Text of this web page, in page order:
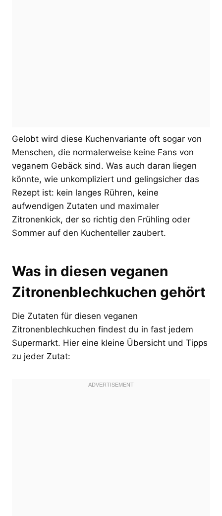
Gelobt wird diese Kuchenvariante oft sogar von
Menschen, die normalerweise keine Fans von
veganem Gebäck sind. Was auch daran liegen
könnte, wie unkompliziert und gelingsicher das
Rezept ist: kein langes Rühren, keine
aufwendigen Zutaten und maximaler
Zitronenkick, der so richtig den Frühling oder
Sommer auf den Kuchenteller zaubert.
Was in diesen veganen
Zitronenblechkuchen gehört
Die Zutaten für diesen veganen
Zitronenblechkuchen findest du in fast jedem
Supermarkt. Hier eine kleine Übersicht und Tipps
zu jeder Zutat: